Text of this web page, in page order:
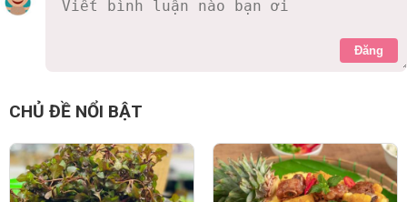
Đăng
CHỦ ĐỀ NỔI BẬT